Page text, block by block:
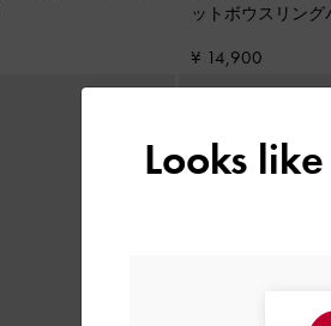
ットボウスリング
¥ 14,900
Looks